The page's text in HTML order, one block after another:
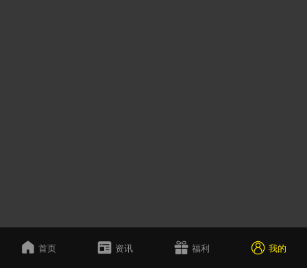
首页 资讯 福利 我的